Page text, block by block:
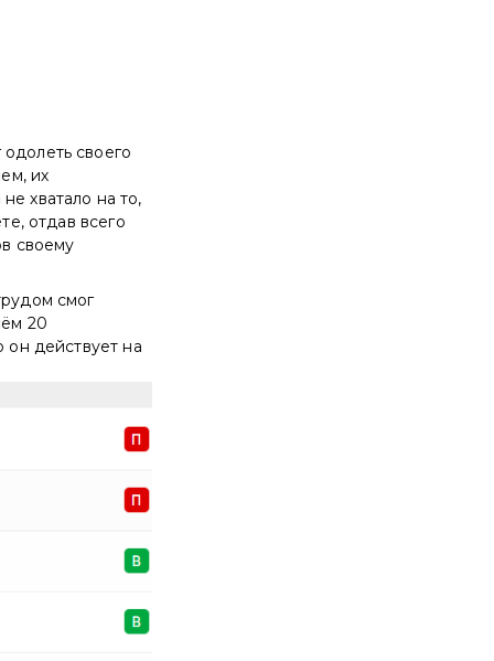
своего
их
хватало на то,
отдав всего
своему
смог
20
он действует на